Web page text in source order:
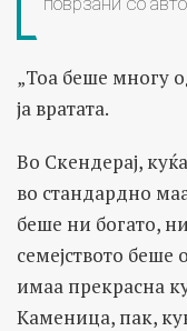
„Тоа беше многу
ја вратата.
Во Скендерај,
во стандардно
беше ни богато,
семејството
имаа прекрасна
Каменица, пак,